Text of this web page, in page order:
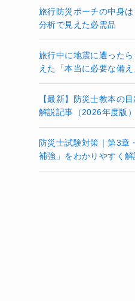
旅行防災ポーチの中身
分析で見えた必需品
旅行中に地震に遭った
えた「本当に必要な備
【最新】防災士教本の
解説記事（2026年度版
防災士試験対策｜第3章
補強」をわかりやすく解